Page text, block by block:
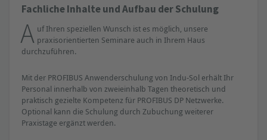
Fachliche Inhalte und Aufbau der Schulung
A uf Ihren speziellen Wunsch ist es möglich, unsere
praxisorientierten Seminare auch in Ihrem Haus
durchzuführen.
Mit der PROFIBUS Anwenderschulung von Indu-Sol erhält Ihr
Personal innerhalb von zweieinhalb Tagen theoretisch und
praktisch gezielte Kompetenz für PROFIBUS DP Netzwerke.
Optional kann die Schulung durch Zubuchung weiterer
Praxistage ergänzt werden.